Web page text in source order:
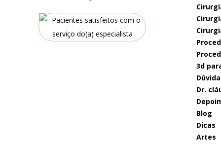
3d
dr.
blog
dicas
artes